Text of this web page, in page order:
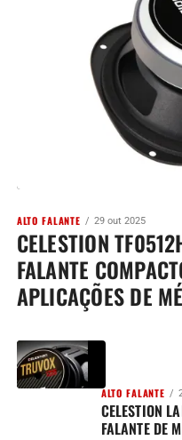
ALTO FALANTE 29 out 2025
CELESTION
FALANTE
APLICAÇÕES DE
ALTO FALANTE
CELESTION
FALANTE DE